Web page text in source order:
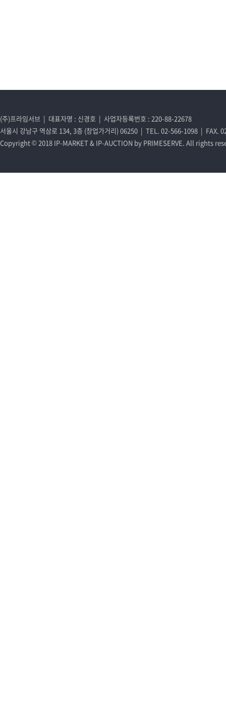
(주)프라임서브 | 대표자명 : 신경호 | 사업자등록번호 : 220-88-22678
서울시 강남구 역삼로 134, 3층 (창업가거리) 06250 | TEL. 02-566-1098 |
Copyright © 2018 IP-MARKET & IP-AUCTION by PRIMESERVE. All rights